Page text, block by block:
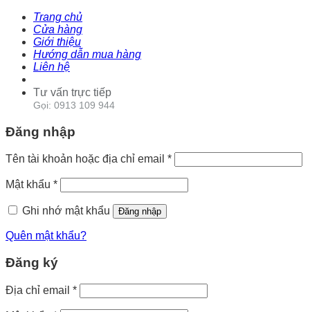
Trang chủ
Cửa hàng
Giới thiệu
Hướng dẫn mua hàng
Liên hệ
Tư vấn trực tiếp
Gọi: 0913 109 944
Đăng nhập
Tên tài khoản hoặc địa chỉ email *
Mật khẩu *
Ghi nhớ mật khẩu Đăng nhập
Quên mật khẩu?
Đăng ký
Địa chỉ email *